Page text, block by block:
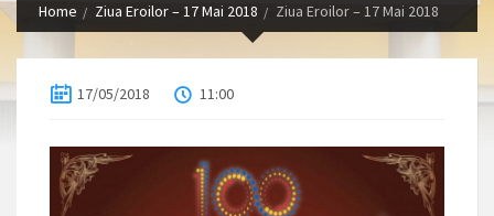
Home Ziua Eroilor – 17 Mai 2018 Ziua Eroilor – 17 Mai 2018
17/05/2018 11:00